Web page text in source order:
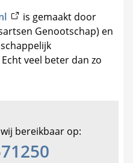
(opent in een nieuwe tab)
is gemaakt door
Genootschap) en
veel beter dan zo
bereikbaar op: